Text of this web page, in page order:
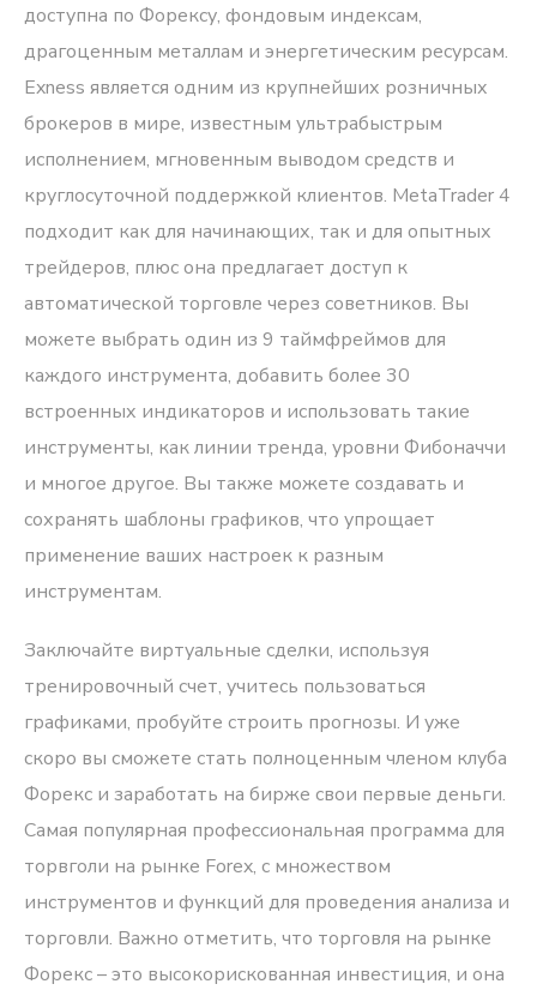
доступна по Форексу, фондовым индексам,
драгоценным металлам и энергетическим ресурсам.
Exness является одним из крупнейших розничных
брокеров в мире, известным ультрабыстрым
исполнением, мгновенным выводом средств и
круглосуточной поддержкой клиентов. MetaTrader 4
подходит как для начинающих, так и для опытных
трейдеров, плюс она предлагает доступ к
автоматической торговле через советников. Вы
можете выбрать один из 9 таймфреймов для
каждого инструмента, добавить более 30
встроенных индикаторов и использовать такие
инструменты, как линии тренда, уровни Фибоначчи
и многое другое. Вы также можете создавать и
сохранять шаблоны графиков, что упрощает
применение ваших настроек к разным
инструментам.
Заключайте виртуальные сделки, используя
тренировочный счет, учитесь пользоваться
графиками, пробуйте строить прогнозы. И уже
скоро вы сможете стать полноценным членом клуба
Форекс и заработать на бирже свои первые деньги.
Самая популярная профессиональная программа для
торвголи на рынке Forex, с множеством
инструментов и функций для проведения анализа и
торговли. Важно отметить, что торговля на рынке
Форекс – это высокорискованная инвестиция, и она